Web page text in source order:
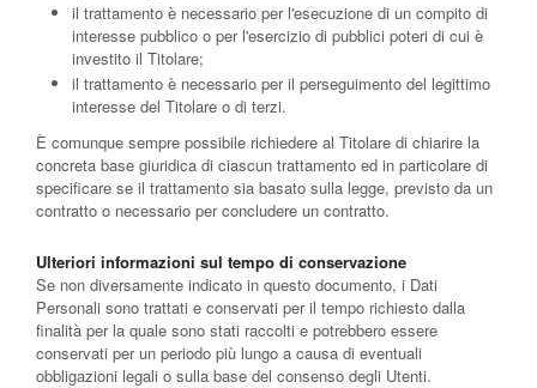
il trattamento è necessario per l'esecuzione di un compito di
interesse pubblico o per l'esercizio di pubblici poteri di cui è
investito il Titolare;
il trattamento è necessario per il perseguimento del legittimo
interesse del Titolare o di terzi.
È comunque sempre possibile richiedere al Titolare di chiarire la
concreta base giuridica di ciascun trattamento ed in particolare di
specificare se il trattamento sia basato sulla legge, previsto da un
contratto o necessario per concludere un contratto.
Ulteriori informazioni sul tempo di conservazione
Se non diversamente indicato in questo documento, i Dati
Personali sono trattati e conservati per il tempo richiesto dalla
finalità per la quale sono stati raccolti e potrebbero essere
conservati per un periodo più lungo a causa di eventuali
obbligazioni legali o sulla base del consenso degli Utenti.